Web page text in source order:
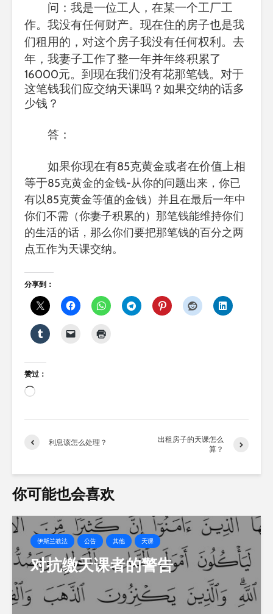
问：我是一位工人，在某一个工厂工
作。我没有任何财产。现在住的房子也是我
们租用的，对这个房子我没有任何权利。去
年，我妻子工作了整一年并年终积累了
16000元。到现在我们没有花那笔钱。对于
这笔钱我们应交纳天课吗？如果交纳的话多
少钱？
答：
如果你现在有85克黄金或者在价值上相
等于85克黄金的金钱-从你的问题出来，你已
有以85克黄金等值的金钱）并且在最后一年中
你们不需（你妻子积累的）那笔钱能维持你们
的生活的话，那么你们要把那笔钱的百分之两
点五作为天课交纳。
分享到：
赞过：
正
利息该怎么处理？
出租房子的天课怎么
算？
你可能也会喜欢
伊斯兰教法 公告 其他 天课
对抗缴天课者的警告